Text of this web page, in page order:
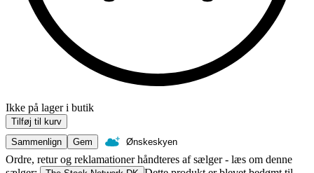
Ikke på lager i butik
Tilføj til kurv
Sammenlign
Gem Ønskeskyen
Ordre, retur og reklamationer håndteres af sælger - læs om denne